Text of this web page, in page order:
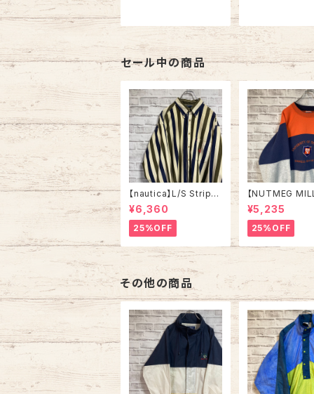
立大学 コートランド校
USA製 アメリカ USA
古着
ケンタッキーダ
001 ジョッキー サラブ
レッド アメリカ
着
セール中の商品
【nautica】L/S Stripe
Corduroy Shirt L 90
s ノーティカ ストライプ
コーデュロイ シャツ ボ
タンダウン 長袖 ワンポ
イントロゴ 刺繍ロゴ 旧
タグ USA アメリカ 古着
¥6,360
25%OFF
【NUTMEG
weat XL Made
A 90s
OF
tage ナツメグミ
レッジモノ カレ
テネシー大学 ス
¥5,235
25%OFF
その他の商品